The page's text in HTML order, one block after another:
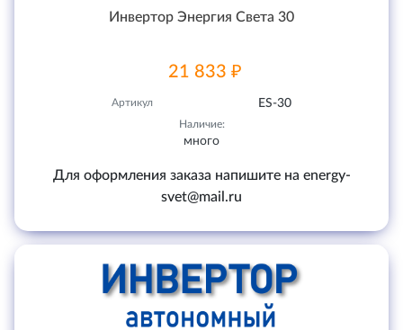
Инвертор Энергия Света 30
21 833 ₽
Артикул ES-30
Наличие:
много
Для оформления заказа напишите на energy-
svet@mail.ru